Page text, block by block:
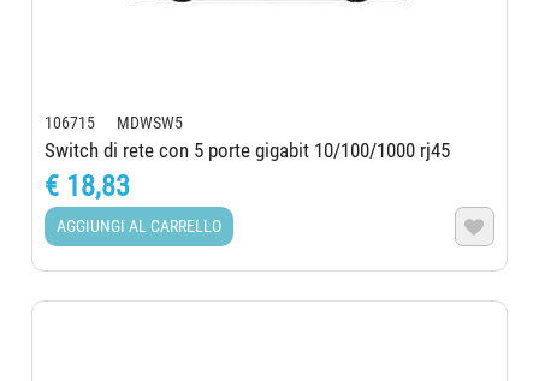
106715 MDWSW5
Switch di rete con 5 porte gigabit 10/100/1000 rj45
€ 18,83
AGGIUNGI AL CARRELLO 